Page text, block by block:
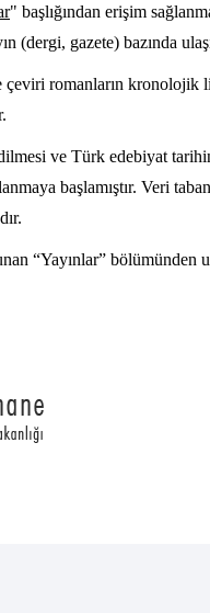
" başlığından erişim
(dergi, gazete) bazında
romanların
ve Türk edebiyat
başlamıştır. Veri
“Yayınlar” bölümünden